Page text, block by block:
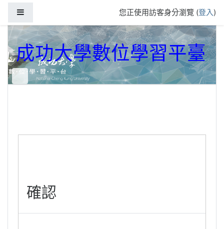
您正使用訪客身分瀏覽 (登入)
成功大學數位學習平臺
確認